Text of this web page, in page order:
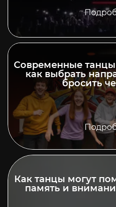
Современные танцы
как выбрать
бросить
Как танцы могут
память и